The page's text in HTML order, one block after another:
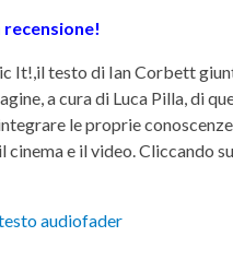
It!,il testo di Ian Corbett
a cura di Luca Pilla, di
le proprie
e il video. Cliccando